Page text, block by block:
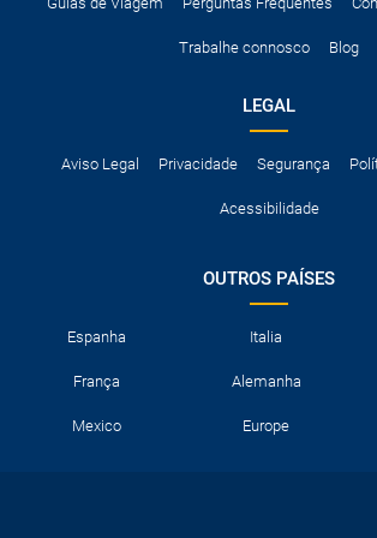
Trabalhe connosco Blog
LEGAL
Aviso Legal Privacidade Segurança
Acessibilidade
OUTROS PAÍSES
Espanha Italia
França Alemanha
Mexico Europe